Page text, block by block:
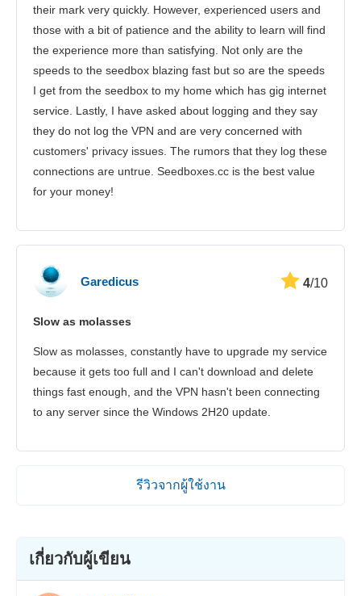
their mark very quickly. However, experienced users and
those with a bit of patience and the ability to learn will find
the experience more than satisfying. Not only are the
speeds to the seedbox blazing fast but so are the speeds
I get from the seedbox to my home which has gig internet
service. Lastly, I have asked about logging and they say
they do not log the VPN and are very concerned with
customers' privacy issues. The rumors that they log these
connections are untrue. Seedboxes.cc is the best value
for your money!
Garedicus 4/10
Slow as molasses
Slow as molasses, constantly have to upgrade my service
because it gets too full and I can't download and delete
things fast enough, and the VPN hasn't been connecting
to any server since the Windows 2H20 update.
รีวิวจากผู้ใช้งาน
เกี่ยวกับผู้เขียน